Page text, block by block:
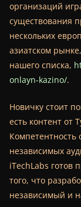
организаций
существования
нескольких
азиатском
нашего списка,
onlayn-kazino/.
Новичку стоит
есть контент от
Компетентность
независимых
iTechLabs готов
того, что
независимый и